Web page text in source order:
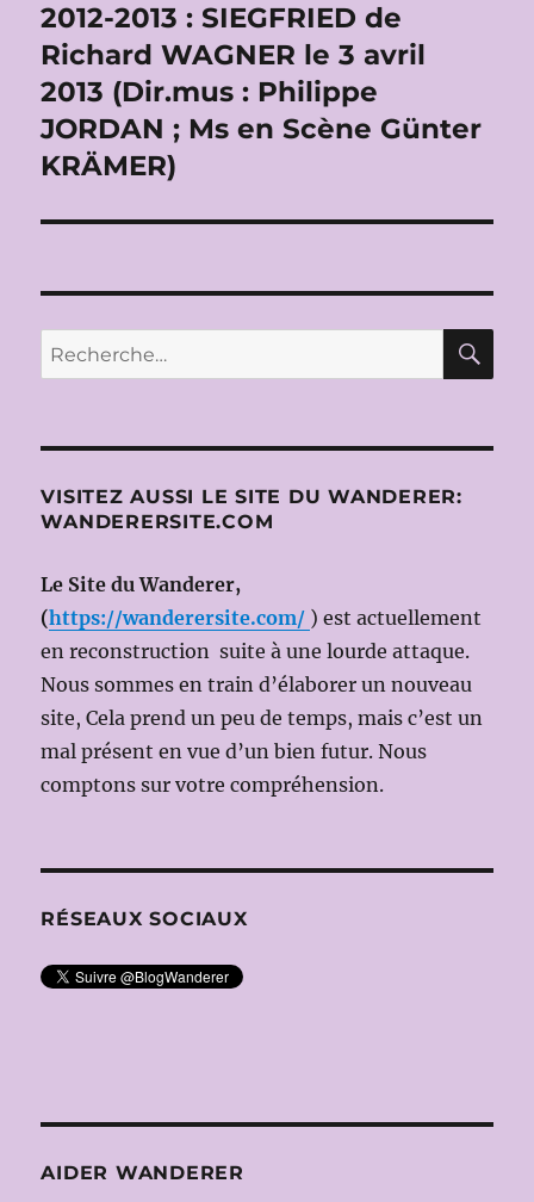
suivante :
2012-2013 : SIEGFRIED de
Richard WAGNER le 3 avril
2013 (Dir.mus : Philippe
JORDAN ; Ms en Scène Günter
KRÄMER)
Recherche
pour :
VISITEZ AUSSI LE SITE DU WANDERER:
WANDERERSITE.COM
Le Site du Wanderer,
(https://wanderersite.com/ ) est actuellement
en reconstruction suite à une lourde attaque.
Nous sommes en train d’élaborer un nouveau
site, Cela prend un peu de temps, mais c’est un
mal présent en vue d’un bien futur. Nous
comptons sur votre compréhension.
RÉSEAUX SOCIAUX
AIDER WANDERER